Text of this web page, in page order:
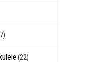
(22)